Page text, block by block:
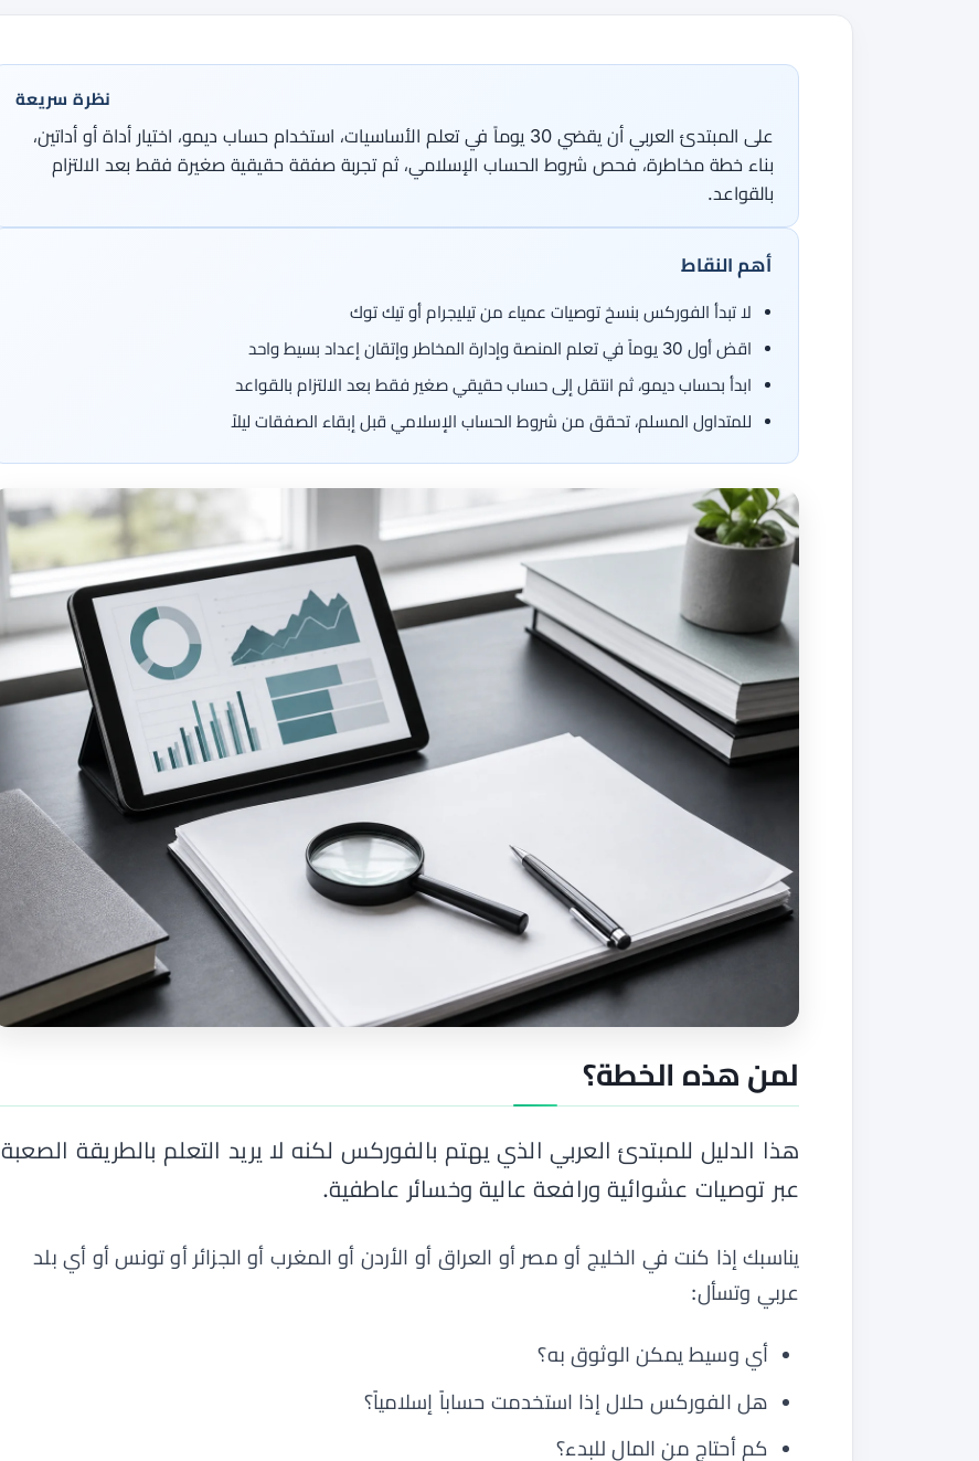
من 50 عملة، اتجاهان.
نظرة سريعة
على المبتدئ العربي أن يقضي 30 يوماً في تعلم الأساسيات، استخدام حساب ديمو، اختيار أداة أو أداتين،
بناء خطة مخاطرة، فحص شروط الحساب الإسلامي، ثم تجربة صفقة حقيقية صغيرة فقط بعد الالتزام
بالقواعد.
أهم النقاط
لا تبدأ الفوركس بنسخ توصيات عمياء من تيليجرام أو تيك توك
اقض أول 30 يوماً في تعلم المنصة وإدارة المخاطر وإتقان إعداد بسيط واحد
ابدأ بحساب ديمو، ثم انتقل إلى حساب حقيقي صغير فقط بعد الالتزام بالقواعد
للمتداول المسلم، تحقق من شروط الحساب الإسلامي قبل إبقاء الصفقات ليلاً
لمن هذه الخطة؟
هذا الدليل للمبتدئ العربي الذي يهتم بالفوركس لكنه لا يريد التعلم بالطريقة الصعبة
عبر توصيات عشوائية ورافعة عالية وخسائر عاطفية.
يناسبك إذا كنت في الخليج أو مصر أو العراق أو الأردن أو المغرب أو الجزائر أو تونس أو أي بلد
عربي وتسأل:
أي وسيط يمكن الوثوق به؟
هل الفوركس حلال إذا استخدمت حساباً إسلامياً؟
كم أحتاج من المال للبدء؟